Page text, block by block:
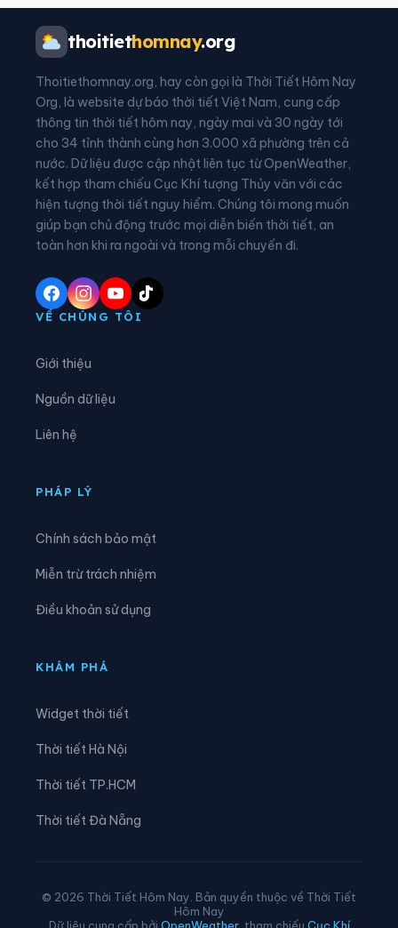
Xã Ba Bể
Xã Bằng Thành
Xã Bình Thành Xã Bình Yên
Xã Cẩm Giàng Xã Cao Minh
Xã Chợ Đồn Xã Chợ Mới
Xã Chợ Rã Xã Côn Minh
Xã Cường Lợi Xã Đại Phúc
Xã Đại Từ
Xã Điềm Thụy
Xã La Hiên
Xã Phong Quang
Xã Tân Kỳ
thoitiethomnay.org
Thoitiethomnay.org, hay còn gọi là Thời Tiết Hôm Nay
Org, là website dự báo thời tiết Việt Nam, cung cấp
thông tin thời tiết hôm nay, ngày mai và 30 ngày tới
cho 34 tỉnh thành cùng hơn 3.000 xã phường trên cả
nước. Dữ liệu được cập nhật liên tục từ OpenWeather,
kết hợp tham chiếu Cục Khí tượng Thủy văn với các
hiện tượng thời tiết nguy hiểm. Chúng tôi mong muốn
giúp bạn chủ động trước mọi diễn biến thời tiết, an
toàn hơn khi ra ngoài và trong mỗi chuyến đi.
VỀ CHÚNG TÔI
Giới thiệu
Nguồn dữ liệu
Liên hệ
PHÁP LÝ
Chính sách bảo mật
Miễn trừ trách nhiệm
Điều khoản sử dụng
KHÁM PHÁ
Widget thời tiết
Thời tiết Hà Nội
Thời tiết TP.HCM
Thời tiết Đà Nẵng
© 2026 Thời Tiết Hôm Nay. Bản quyền thuộc về Thời Tiết
Hôm Nay